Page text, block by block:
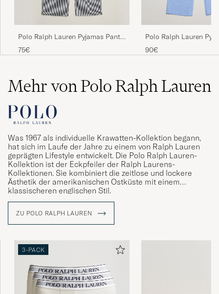
Polo Ralph Lauren Pyjamas Pants
Navy/White
75€
Polo Ralph Lauren
Mini Gingham Blue
90€
Mehr von Polo Ralph Lauren
Was 1967 als individuelle Krawatten-Kollektion begann,
hat sich im Laufe der Jahre zu einem von Ralph Lauren
geprägten Lifestyle entwickelt. Die Polo Ralph Lauren-
Kollektion ist der Eckpfeiler der Ralph Laurens-
Kollektionen. Sie kombiniert die zeitlose und lockere
Ästhetik der amerikanischen Ostküste mit einem
klassischeren englischen Stil.
ZU POLO RALPH LAUREN
3-PACK